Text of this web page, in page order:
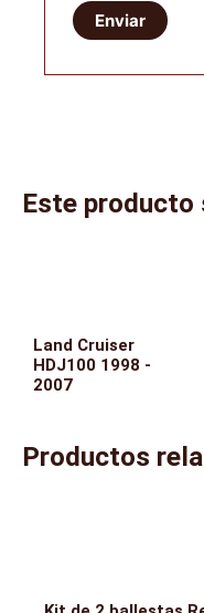
Este producto
Land Cruiser
HDJ100 1998 -
2007
Productos